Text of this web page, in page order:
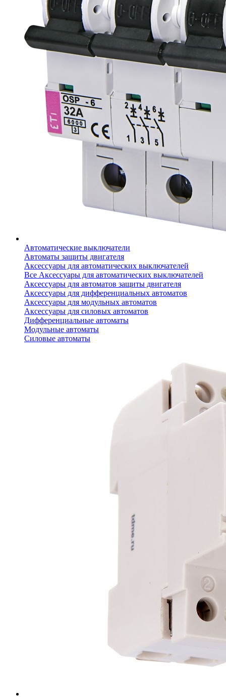
Автоматические выключатели
Автоматы защиты двигателя
Аксессуары для автоматических выключателей
Все Аксессуары для автоматических выключателей
Аксессуары для автоматов защиты двигателя
Аксессуары для дифференциальных автоматов
Аксессуары для модульных автоматов
Аксессуары для силовых автоматов
Дифференциальные автоматы
Модульные автоматы
Силовые автоматы